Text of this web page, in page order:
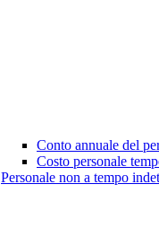
Conto annuale del
Costo personale
Personale non a tempo